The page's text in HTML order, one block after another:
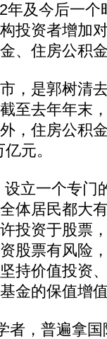
年及今后一
投资者增加
、住房公积
是郭树清
至去年年末
，住房公积
元。
立一个专门
体居民都大
投资于股票
股票有风险
持价值投资
金的保值增
，普遍拿国